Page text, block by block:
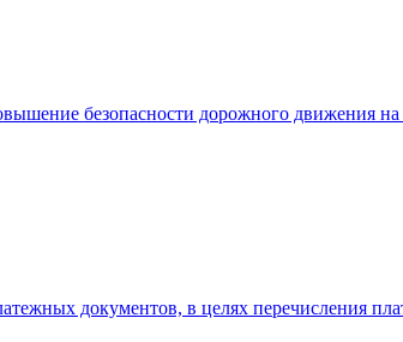
безопасности дорожного движения на
документов, в целях перечисления